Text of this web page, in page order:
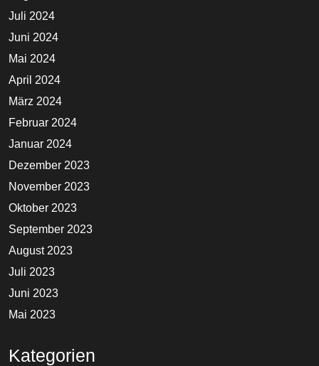
Juli 2024
Juni 2024
Mai 2024
April 2024
März 2024
Februar 2024
Januar 2024
Dezember 2023
November 2023
Oktober 2023
September 2023
August 2023
Juli 2023
Juni 2023
Mai 2023
Kategorien